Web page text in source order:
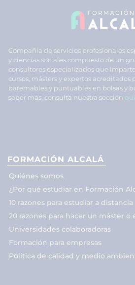
Compañía de servicios profesionales
y ciencias sociales compuesto de un
consultores especializados que
cursos, másters y expertos acreditados
baremables y puntuables en bolsas y
saber más, consulta nuestra sección
FORMACIÓN ALCALÁ
Quiénes somos
¿Por qué estudiar en Formación
10 razones para estudiar a distancia
20 razones para hacer un máster
Universidades colaboradoras
Formación para empresas
Política de calidad y medio